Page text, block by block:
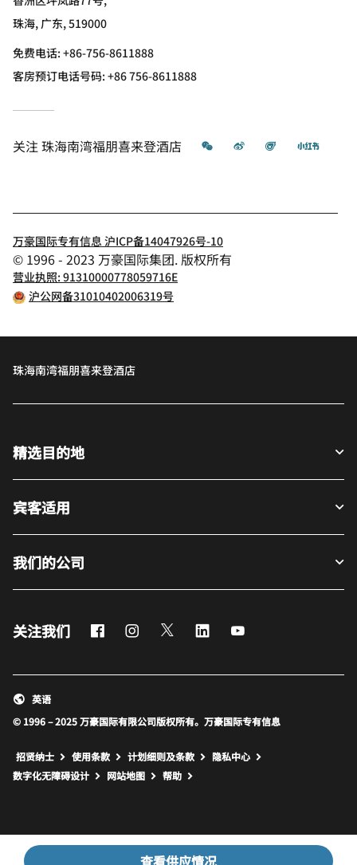
查看供应情况
珠海, 广东, 519000
免费电话:+86-756-8611888
客房预订电话号码: +86 756-8611888
关注珠海南湾福朋喜来登酒店 微信 微博 飞猪 小红书
万豪国际专有信息 沪ICP备14047926号-10
© 1996 - 2023 万豪国际集团. 版权所有
营业执照: 91310000778059716E
沪公网备31010402006319号
珠海南湾福朋喜来登酒店
精选目的地
宾客适用
我们的公司
关注我们 FacebookInstagram
Twitter LinkedIn
© 1996 – 2025 万豪国际有限公司版权所有。万豪国际专有信息
英语
招贤纳士 使用条款 计划细则及条款
隐私中心
数字化无障碍设计
网站地图 打开新窗口
帮助